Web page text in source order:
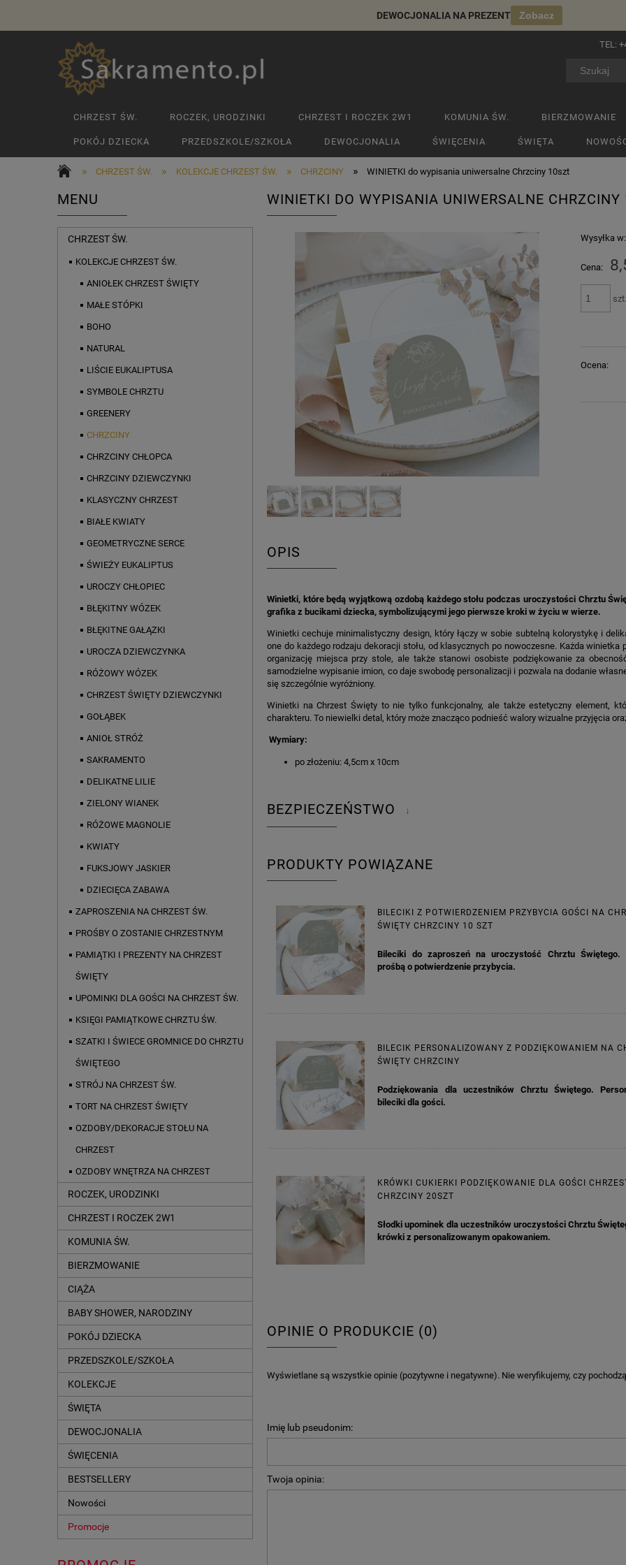
DEWOCJONALIA NA PREZENT Zobacz
TEL:
CHRZEST ŚW. ROCZEK, URODZINKI CHRZEST I ROCZEK 2W1 KOMUNIA ŚW. BIERZMOWANIE
POKÓJ DZIECKA PRZEDSZKOLE/SZKOŁA DEWOCJONALIA ŚWIĘCENIA ŚWIĘTA
» CHRZEST ŚW. » KOLEKCJE CHRZEST ŚW. » CHRZCINY » WINIETKI do wypisania uniwersalne Chrzciny 10szt
MENU
CHRZEST ŚW.
KOLEKCJE CHRZEST ŚW.
ANIOŁEK CHRZEST ŚWIĘTY
MAŁE STÓPKI
BOHO
NATURAL
LIŚCIE EUKALIPTUSA
SYMBOLE CHRZTU
GREENERY
CHRZCINY
CHRZCINY CHŁOPCA
CHRZCINY DZIEWCZYNKI
KLASYCZNY CHRZEST
BIAŁE KWIATY
GEOMETRYCZNE SERCE
ŚWIEŻY EUKALIPTUS
UROCZY CHŁOPIEC
BŁĘKITNY WÓZEK
BŁĘKITNE GAŁĄZKI
UROCZA DZIEWCZYNKA
RÓŻOWY WÓZEK
CHRZEST ŚWIĘTY DZIEWCZYNKI
GOŁĄBEK
ANIOŁ STRÓŻ
SAKRAMENTO
DELIKATNE LILIE
ZIELONY WIANEK
RÓŻOWE MAGNOLIE
KWIATY
FUKSJOWY JASKIER
DZIECIĘCA ZABAWA
ZAPROSZENIA NA CHRZEST ŚW.
PROŚBY O ZOSTANIE CHRZESTNYM
PAMIĄTKI I PREZENTY NA CHRZEST
ŚWIĘTY
UPOMINKI DLA GOŚCI NA CHRZEST ŚW.
KSIĘGI PAMIĄTKOWE CHRZTU ŚW.
SZATKI I ŚWIECE GROMNICE DO CHRZTU
ŚWIĘTEGO
STRÓJ NA CHRZEST ŚW.
TORT NA CHRZEST ŚWIĘTY
OZDOBY/DEKORACJE STOŁU NA
CHRZEST
OZDOBY WNĘTRZA NA CHRZEST
ROCZEK, URODZINKI
CHRZEST I ROCZEK 2W1
KOMUNIA ŚW.
BIERZMOWANIE
CIĄŻA
BABY SHOWER, NARODZINY
POKÓJ DZIECKA
PRZEDSZKOLE/SZKOŁA
KOLEKCJE
ŚWIĘTA
DEWOCJONALIA
ŚWIĘCENIA
BESTSELLERY
Nowości
Promocje
WINIETKI DO WYPISANIA UNIWERSALNE CHRZCINY
Wysyłka w:
Cena:
Ocena:
OPIS
Winietki, które będą wyjątkową ozdobą każdego stołu podczas uroczystości Chrztu
grafika z bucikami dziecka, symbolizującymi jego pierwsze kroki w życiu w wierze.
Winietki cechuje minimalistyczny design, który łączy w sobie subtelną kolorystykę i
one do każdego rodzaju dekoracji stołu, od klasycznych po nowoczesne. Każda
organizację miejsca przy stole, ale także stanowi osobiste podziękowanie za
samodzielne wypisanie imion, co daje swobodę personalizacji i pozwala na dodanie
się szczególnie wyróżniony.
Winietki na Chrzest Święty to nie tylko funkcjonalny, ale także estetyczny element,
charakteru. To niewielki detal, który może znacząco podnieść walory wizualne przyjęcia
Wymiary:
po złożeniu: 4,5cm x 10cm
BEZPIECZEŃSTWO ↓
PRODUKTY POWIĄZANE
BILECIKI Z POTWIERDZENIEM PRZYBYCIA GOŚCI NA
ŚWIĘTY CHRZCINY 10 SZT
Bileciki do zaproszeń na uroczystość Chrztu Świętego.
prośbą o potwierdzenie przybycia.
BILECIK PERSONALIZOWANY Z PODZIĘKOWANIEM NA
ŚWIĘTY CHRZCINY
Podziękowania dla uczestników Chrztu Świętego.
bileciki dla gości.
KRÓWKI CUKIERKI PODZIĘKOWANIE DLA GOŚCI
CHRZCINY 20SZT
Słodki upominek dla uczestników uroczystości Chrztu
krówki z personalizowanym opakowaniem.
OPINIE O PRODUKCIE (0)
Wyświetlane są wszystkie opinie (pozytywne i negatywne). Nie weryfikujemy, czy
Imię lub pseudonim:
Twoja opinia: